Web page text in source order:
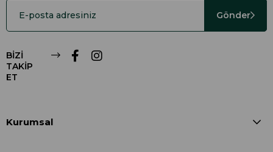
Gönder
BİZİ
TAKİP
ET
Kurumsal